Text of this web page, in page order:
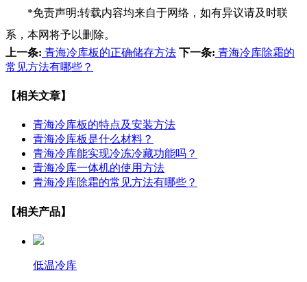
*免责声明:转载内容均来自于网络，如有异议请及时联
系，本网将予以删除。
上一条: 青海冷库板的正确储存方法 下一条: 青海冷库除霜的
常见方法有哪些？
【相关文章】
青海冷库板的特点及安装方法
青海冷库板是什么材料？
青海冷库能实现冷冻冷藏功能吗？
青海冷库一体机的使用方法
青海冷库除霜的常见方法有哪些？
【相关产品】
低温冷库